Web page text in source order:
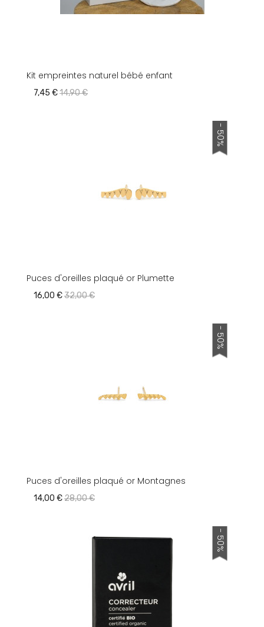
Kit empreintes naturel bébé enfant
7,45 €14,90 €
- 50%
Puces d'oreilles plaqué or Plumette
16,00 €32,00 €
- 50%
Puces d'oreilles plaqué or Montagnes
14,00 €28,00 €
- 50%